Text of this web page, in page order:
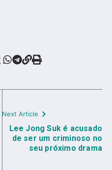
Next Article
Lee Jong Suk é acusado
de ser um criminoso no
seu próximo drama